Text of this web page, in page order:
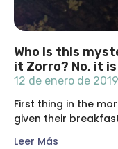
Who is this
it Zorro? No, it
12 de enero de 2019
First thing in the
given their
Leer Más